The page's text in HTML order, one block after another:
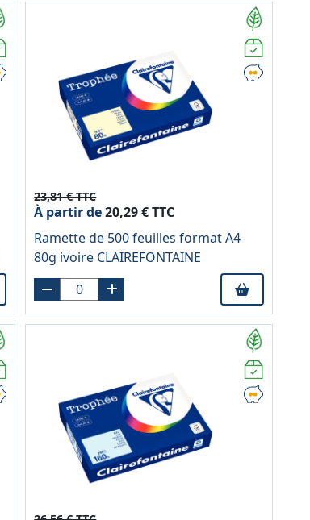
23,81 € TTC
À partir de20,29 € TTC
Ramette de 500 feuilles format A4
80g ivoire CLAIREFONTAINE